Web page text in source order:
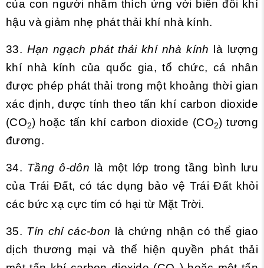
của con người nhằm thích ứng với biến đổi khí
hậu và giảm nhẹ phát thải khí nhà kính.
33. Hạn ngạch phát thải khí nhà kính là lượng
khí nhà kính của quốc gia, tổ chức, cá nhân
được phép phát thải trong một khoảng thời gian
xác định, được tính theo tấn khí carbon dioxide
(CO2) hoặc tấn khí carbon dioxide (CO2) tương
đương.
34. Tầng ô-dôn là một lớp trong tầng bình lưu
của Trái Đất, có tác dụng bảo vệ Trái Đất khỏi
các bức xạ cực tím có hại từ Mặt Trời.
35. Tín chỉ các-bon là chứng nhận có thể giao
dịch thương mại và thể hiện quyền phát thải